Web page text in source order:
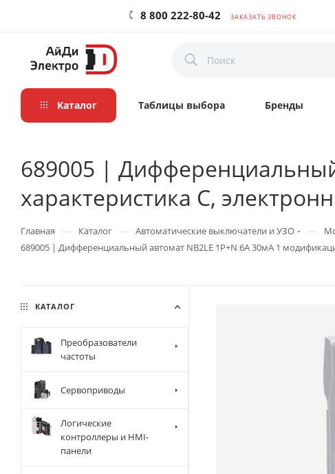
8 800 222-80-42 ЗАКАЗАТЬ ЗВОНОК
Каталог Таблицы выбора Бренды
689005 |
характеристика C,
Главная — Каталог — Автоматические выключатели и УЗО —
689005 | Дифференциальный автомат NB2LE 1P+N 6А 30мА 1
КАТАЛОГ
Преобразователи
частоты
Сервоприводы
Логические
контроллеры и HMI-
панели